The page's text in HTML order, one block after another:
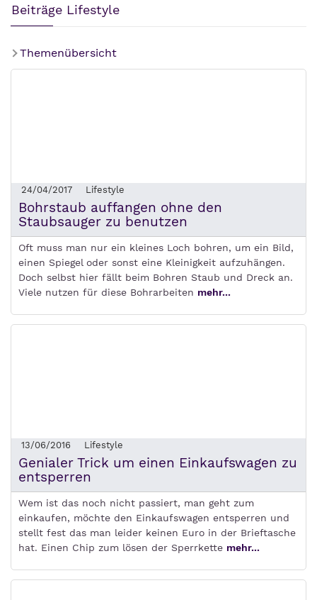
Beiträge Lifestyle
Themenübersicht
24/04/2017 Lifestyle
Bohrstaub auffangen ohne den
Staubsauger zu benutzen
Oft muss man nur ein kleines Loch bohren, um ein Bild,
einen Spiegel oder sonst eine Kleinigkeit aufzuhängen.
Doch selbst hier fällt beim Bohren Staub und Dreck an.
Viele nutzen für diese Bohrarbeiten mehr...
13/06/2016 Lifestyle
Genialer Trick um einen Einkaufswagen zu
entsperren
Wem ist das noch nicht passiert, man geht zum
einkaufen, möchte den Einkaufswagen entsperren und
stellt fest das man leider keinen Euro in der Brieftasche
hat. Einen Chip zum lösen der Sperrkette mehr...